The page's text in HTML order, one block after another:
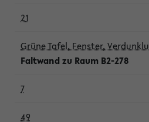
21
Grüne Tafel, Fenster,
Faltwand zu Raum B2-278
7
49